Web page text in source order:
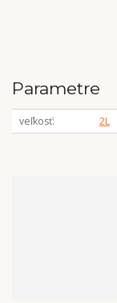
Parametre
veľkosť 2L